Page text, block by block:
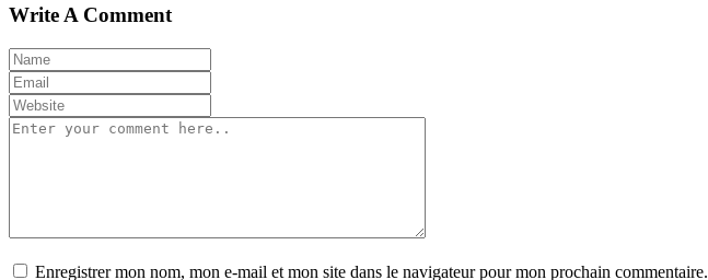
Write A Comment
Enregistrer mon nom, mon e-mail et mon site dans le navigateur pour mon prochain commentaire.